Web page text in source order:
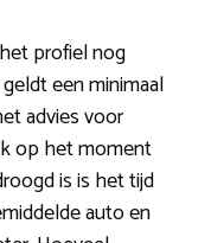
profiel nog
een minimaal
advies voor
op het moment
is is het tijd
auto en